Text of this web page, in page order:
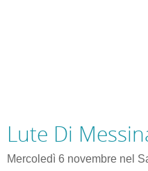
Lute Di
Mercoledì 6 novembre nel